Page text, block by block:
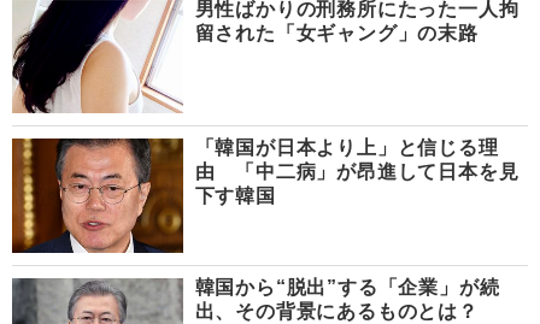
男性ばかりの刑務所にたった一人拘
留された「女ギャング」の末路
「韓国が日本より上」と信じる理
由 「中二病」が昂進して日本を見
下す韓国
韓国から“脱出”する「企業」が続
出、その背景にあるものとは？